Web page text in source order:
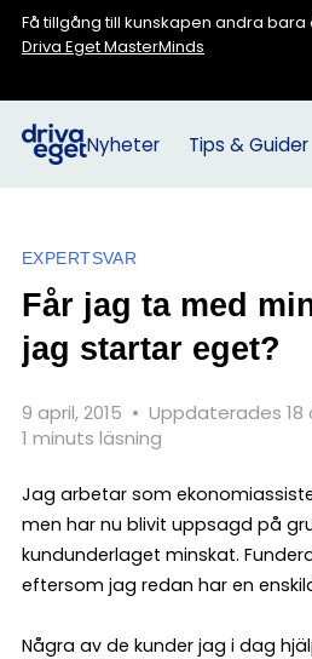
Få tillgång till kunskapen andra
Driva Eget MasterMinds
Nyheter Tips & Guider
EXPERTSVAR
Får jag ta med
jag startar eget?
9 april, 2015 • Uppdaterades 18
1 minuts läsning
Jag arbetar som
men har nu blivit uppsagd på
kundunderlaget minskat.
eftersom jag redan har en
Några av de kunder jag i dag